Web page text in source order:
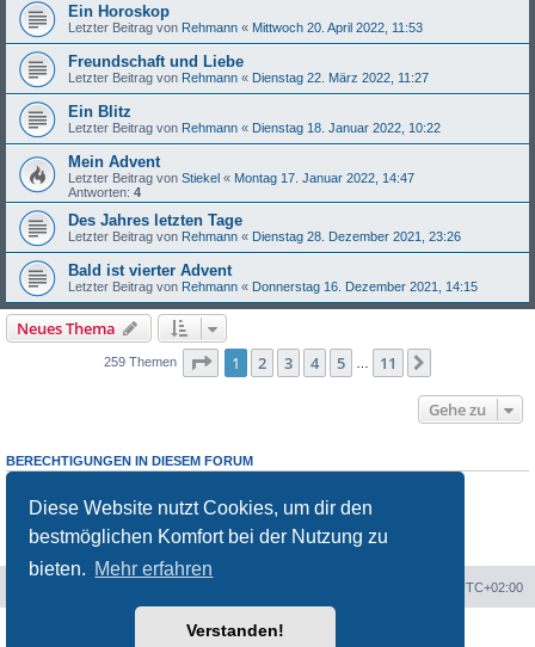
Diese Website nutzt Cookies, um dir den
bestmöglichen Komfort bei der Nutzung zu
bieten. Mehr erfahren
Verstanden!
Ein Horoskop
Letzter Beitrag von Rehmann « Mittwoch 20. April 2022, 11:53
Freundschaft und Liebe
Letzter Beitrag von Rehmann « Dienstag 22. März 2022, 11:27
Ein Blitz
Letzter Beitrag von Rehmann « Dienstag 18. Januar 2022, 10:22
Mein Advent
Letzter Beitrag von Stiekel « Montag 17. Januar 2022, 14:47
Antworten: 4
Des Jahres letzten Tage
Letzter Beitrag von Rehmann « Dienstag 28. Dezember 2021, 23:26
Bald ist vierter Advent
Letzter Beitrag von Rehmann « Donnerstag 16. Dezember 2021, 14:15
Neues Thema
259 Themen Seite 1von 11
1 2 3 4 5 11
Gehe zu
BERECHTIGUNGEN IN DIESEM FORUM
Du darfst
keine Antworten zu Themen in diesem Forum erstellen.
Du darfst deine Beiträge in diesem Forumnicht ändern.
Du darfst deine Beiträge in diesem Forumnichtlöschen.
keineDateianhänge in diesem Forum erstellen.
UTC+02:00
phpBB® Forum Software © phpBB Limited